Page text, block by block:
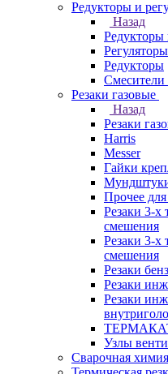
Редукторы и
Назад
Редукторы
Редукторы
Смесители
Резаки газовые
Назад
Резаки
Harris
Messer
Гайки
Прочее для
Резаки 3-х
смешения
Резаки 3-х
смешения
Резаки
Резаки
Резаки
Узлы
Сварочная химия